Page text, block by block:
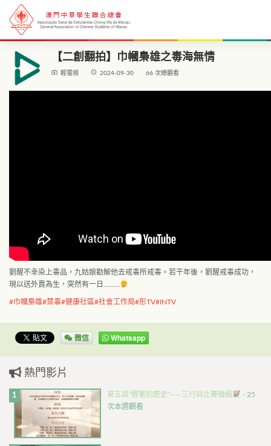
【二創翻拍】巾幗梟雄之毒海無情
live_tv 輕電視 access_time 2024-09-30 66 次總觀看
劉醒不幸染上毒品，九姑娘勸解他去戒毒所戒毒。若干年後，劉醒戒毒成功，
現以送外賣為生，突然有一日………
#巾幗梟雄#禁毒#健康社區#社會工作局#形TV#INTV
微信 Whatsapp
熱門影片
第五屆”醒著的歷史”——三行詩比賽徵稿
- 25
次本週觀看